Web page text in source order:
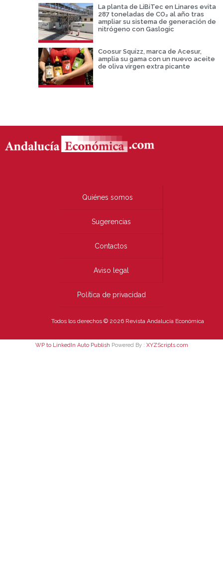
La planta de LiBiTec en Linares evita
287 toneladas de CO₂ al año tras
ampliar su sistema de generación de
nitrógeno con Gaslogic
Coosur Squizz, marca de Acesur,
amplia su gama con un nuevo aceite
de oliva virgen extra picante
Quiénes somos
Sugerencias
Contactos
Aviso legal
Política de privacidad
Todos los derechos © 2026 Revista Andalucía Económica
WP to LinkedIn Auto Publish Powered By : XYZScripts.com